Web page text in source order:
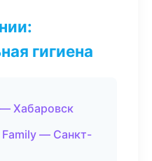
гигиена
Хабаровск
— Санкт-